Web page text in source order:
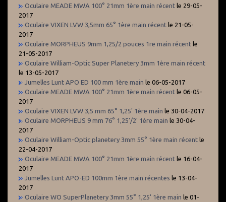
Oculaire MEADE MWA 100° 21mm 1ère main récent le 29-05-
2017
Oculaire VIXEN LVW 3,5mm 65° 1ère main récent le 21-05-
2017
Oculaire MORPHEUS 9mm 1,25/2 pouces 1re main récent le
21-05-2017
Oculaire William-Optic Super Planetery 3mm 1ère main récent
le 13-05-2017
Jumelles Lunt APO ED 100 mm 1ère main le 06-05-2017
Oculaire MEADE MWA 100° 21mm 1ère main récent le 06-05-
2017
Oculaire VIXEN LVW 3,5 mm 65° 1,25' 1ère main le 30-04-2017
Oculaire MORPHEUS 9 mm 76° 1,25'/2' 1ère main le 30-04-
2017
Oculaire William-Optic planetery 3mm 55° 1ère main récent le
22-04-2017
Oculaire MEADE MWA 100° 21mm 1ère main récent le 16-04-
2017
Jumelles Lunt APO-ED 100mm 1ère main récentes le 13-04-
2017
Oculaire WO SuperPlanetery 3mm 55° 1,25' 1ère main le 01-